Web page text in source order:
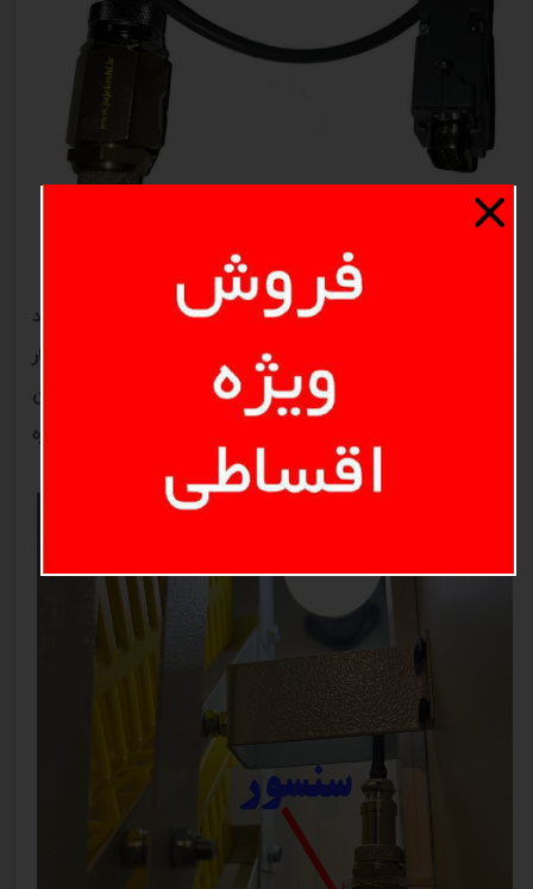
در شکل زیر سنسور نصب شده در دستگاه جوجه کشی مشهد
برق را مشاهده میکنید که از نوع سنسور ارجینال و بسیار
دقیق بوده و دارای 18 ماه گارانتی شرکتی میباشد. همچنین
این سنسور دارای شماره سریال می باشد که این شماره
سریال، در سیستم مشهد برق ثبت شده است.